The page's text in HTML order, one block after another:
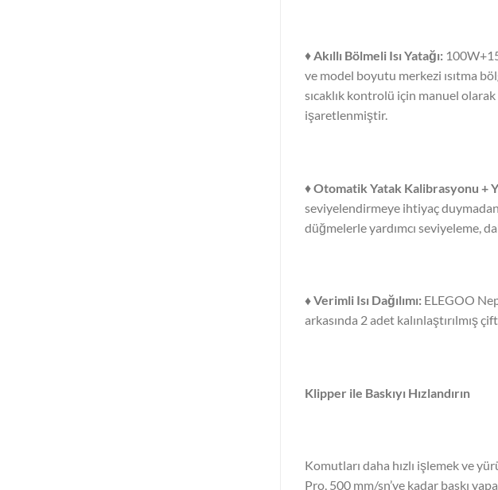
♦Akıllı Bölmeli Isı Yatağı:
ve model boyutu merkezi ısıtma
sıcaklık kontrolü için manuel
işaretlenmiştir.
♦Otomatik Yatak Kalibrasyonu +
seviyelendirmeye ihtiyaç
düğmelerle yardımcı seviyeleme,
♦ Verimli Isı Dağılımı: ELEGOO
arkasında 2 adet kalınlaştırılmış
Klipper ile Baskıyı Hızlandırın
Komutları daha hızlı işlemek ve
Pro, 500 mm/sn’ye kadar baskı